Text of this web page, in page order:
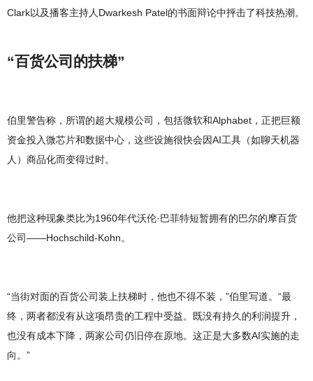
Clark以及播客主持人Dwarkesh Patel的书面辩论中抨击了科技热潮。
“百货公司的扶梯”
伯里警告称，所谓的超大规模公司，包括微软和Alphabet，正把巨额
资金投入微芯片和数据中心，这些设施很快会因AI工具（如聊天机器
人）商品化而变得过时。
他把这种现象类比为1960年代沃伦·巴菲特短暂拥有的巴尔的摩百货
公司——Hochschild‑Kohn。
“当街对面的百货公司装上扶梯时，他也不得不装，”伯里写道。“最
终，两者都没有从这项昂贵的工程中受益。既没有持久的利润提升，
也没有成本下降，两家公司仍旧停在原地。这正是大多数AI实施的走
向。”